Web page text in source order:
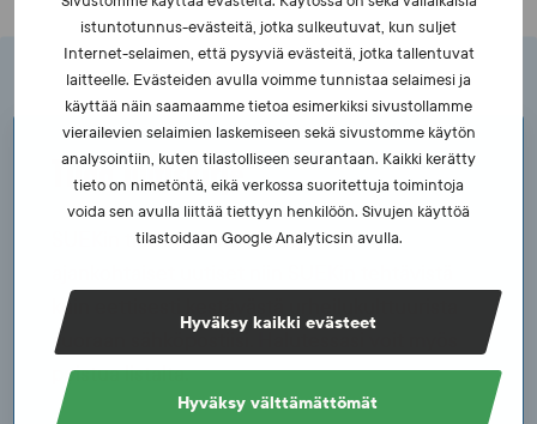
istuntotunnus-evästeitä, jotka sulkeutuvat, kun suljet
Internet-selaimen, että pysyviä evästeitä, jotka tallentuvat
laitteelle. Evästeiden avulla voimme tunnistaa selaimesi ja
käyttää näin saamaamme tietoa esimerkiksi sivustollamme
vierailevien selaimien laskemiseen sekä sivustomme käytön
analysointiin, kuten tilastolliseen seurantaan. Kaikki kerätty
tieto on nimetöntä, eikä verkossa suoritettuja toimintoja
voida sen avulla liittää tiettyyn henkilöön. Sivujen käyttöä
tilastoidaan Google Analyticsin avulla.
Hyväksy kaikki evästeet
Hyväksy välttämättömät
Tilaa uutiskirje
SUEKin tiedotuslistan kautta saat
kuin eettisesti kestävästä urheilukulttuurista
suoraan sähköpostiisi. Halutessasi voit myös
poistua listalta.